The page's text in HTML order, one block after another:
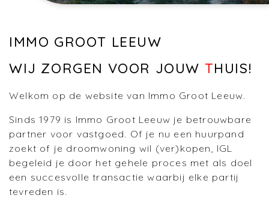
IMMO GROOT LEEUW
WIJ ZORGEN VOOR JOUW THUIS!
Welkom op de website van Immo Groot Leeuw.
Sinds 1979 is Immo Groot Leeuw je betrouwbare
partner voor vastgoed. Of je nu een huurpand
zoekt of je droomwoning wil (ver)kopen, IGL
begeleid je door het gehele proces met als doel
een succesvolle transactie waarbij elke partij
tevreden is.